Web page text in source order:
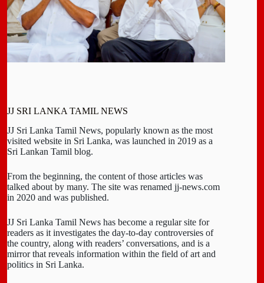
JJ SRI LANKA TAMIL NEWS
JJ Sri Lanka Tamil News, popularly known as the most
visited website in Sri Lanka, was launched in 2019 as a
Sri Lankan Tamil blog.
From the beginning, the content of those articles was
talked about by many. The site was renamed jj-news.com
in 2020 and was published.
JJ Sri Lanka Tamil News has become a regular site for
readers as it investigates the day-to-day controversies of
the country, along with readers’ conversations, and is a
mirror that reveals information within the field of art and
politics in Sri Lanka.